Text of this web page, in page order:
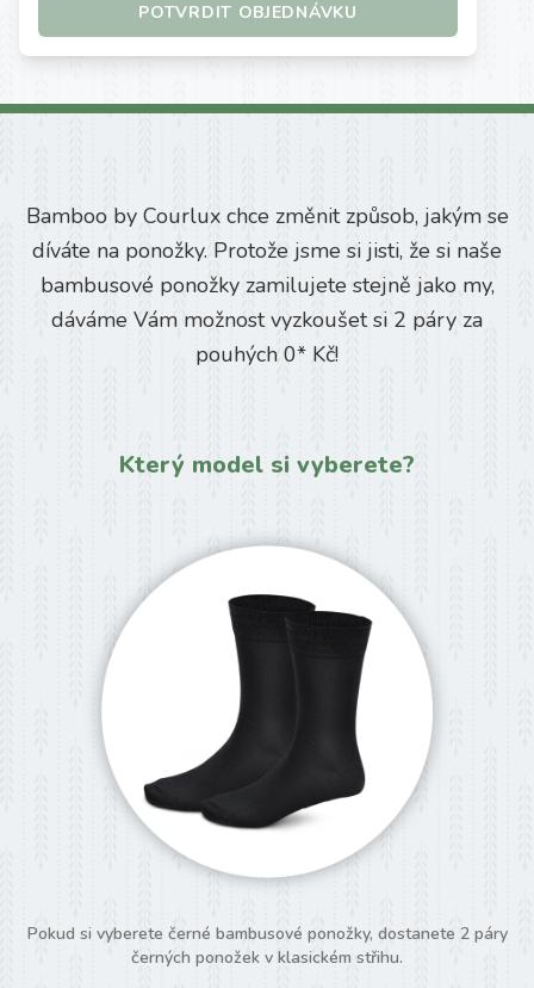
POTVRDIT OBJEDNÁVKU
Bamboo by Courlux chce změnit způsob, jakým se
díváte na ponožky. Protože jsme si jisti, že si naše
bambusové ponožky zamilujete stejně jako my,
dáváme Vám možnost vyzkoušet si 2 páry za
pouhých 0* Kč!
Který model si vyberete?
Pokud si vyberete černé bambusové ponožky, dostanete 2 páry
černých ponožek v klasickém střihu.